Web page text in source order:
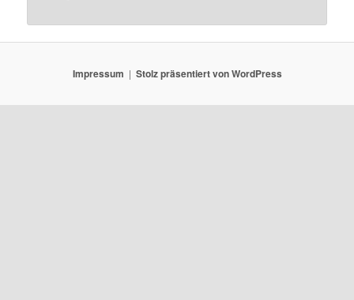
Impressum Stolz präsentiert von WordPress